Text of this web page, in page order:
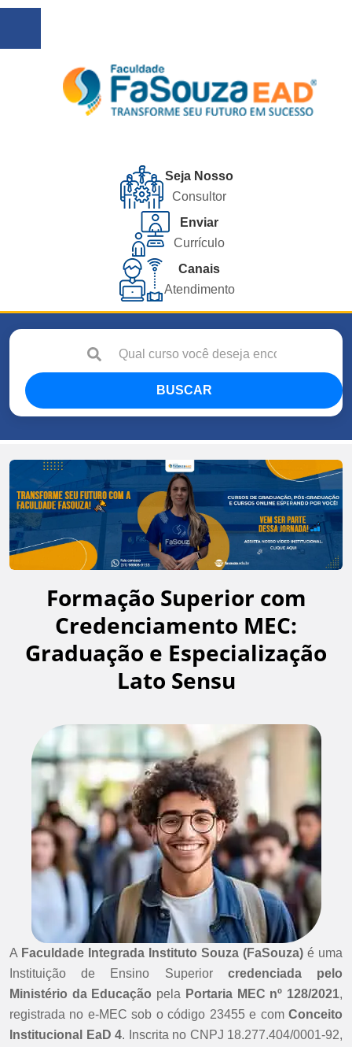
Seja Nosso
Consultor
Enviar
Currículo
Canais
Atendimento
BUSCAR
Formação Superior com
Credenciamento MEC:
Graduação e Especialização
Lato Sensu
A Faculdade Integrada Instituto Souza (FaSouza) é uma
Instituição de Ensino Superior credenciada pelo
Ministério da Educação pela Portaria MEC nº 128/2021,
registrada no e-MEC sob o código 23455 e com Conceito
Institucional EaD 4. Inscrita no CNPJ 18.277.404/0001-92,